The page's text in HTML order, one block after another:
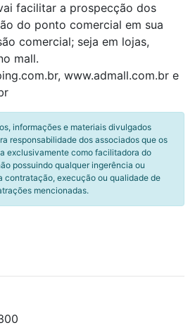
facilitar a prospecção dos
do ponto comercial em sua
comercial; seja em lojas,
mall.
www.admall.com.br e
informações e materiais divulgados
responsabilidade dos associados que os
exclusivamente como facilitadora do
possuindo qualquer ingerência ou
contratação, execução ou qualidade de
mencionadas.